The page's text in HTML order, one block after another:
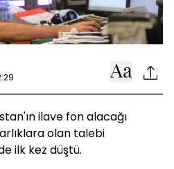
ilave fon alacağı
olan talebi
ilk kez düştü.